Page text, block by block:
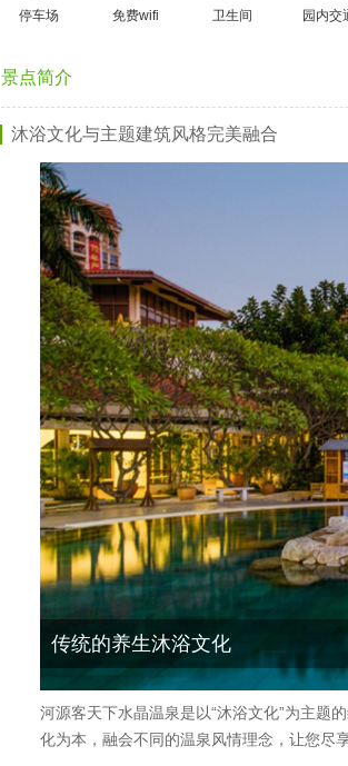
停车场 免费wifi 卫生间 园内交
景点简介
沐浴文化与主题建筑风格完美融合
传统的养生沐浴文化
河源客天下水晶温泉是以“沐浴文化”为主题
化为本，融会不同的温泉风情理念，让您尽